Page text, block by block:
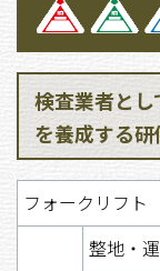
検査業者と
を養成する研
フォークリフト
整地・